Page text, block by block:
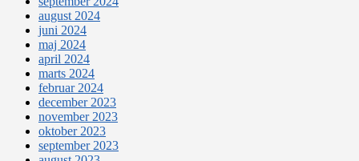
august 2024
juni 2024
maj 2024
april 2024
marts 2024
februar 2024
december 2023
november 2023
oktober 2023
september 2023